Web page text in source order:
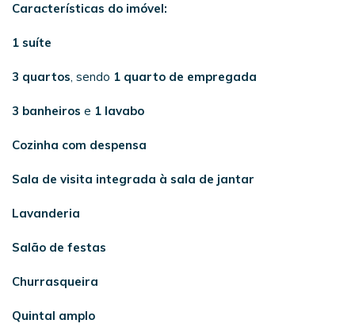
Características do imóvel:
1 suíte
3 quartos, sendo 1 quarto de empregada
3 banheiros e 1 lavabo
Cozinha com despensa
Sala de visita integrada à sala de jantar
Lavanderia
Salão de festas
Churrasqueira
Quintal amplo